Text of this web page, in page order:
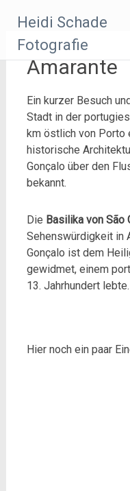
Inhalt
springen
Heidi Schade
Fotografie
Amarante
Ein kurzer Besuch
Stadt in der
km östlich von Porto
historische
Gonçalo über den
bekannt.
Die Basilika von São
Sehenswürdigkeit in
Gonçalo ist dem
gewidmet, einem
13. Jahrhundert lebte.
Hier noch ein paar